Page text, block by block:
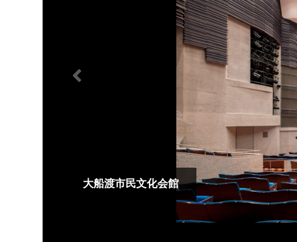
大船渡市民文化会館